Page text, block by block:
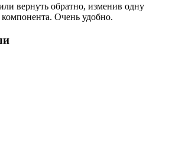
вернуть обратно, изменив одну
компонента. Очень удобно.